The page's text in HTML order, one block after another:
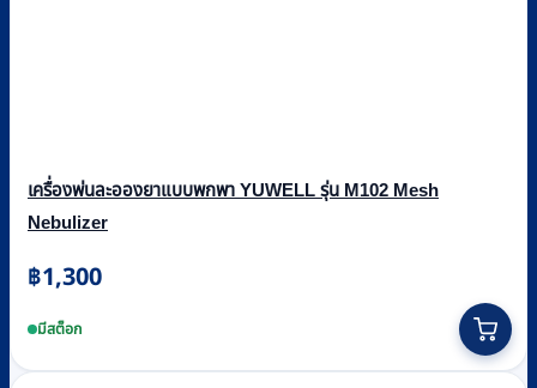
เครื่องพ่นละอองยาแบบพกพา YUWELL รุ่น M102 Mesh
Nebulizer
฿1,300
มีสต็อก